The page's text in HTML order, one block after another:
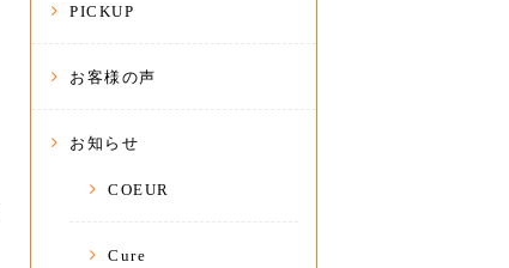
PICKUP
お客様の声
お知らせ
COEUR
Cure